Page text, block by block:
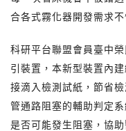
合各式霧化器開發需求
科研平台聯盟會員臺中
引裝置，本新型裝置內
接滴入檢測試紙，節省
管通路阻塞的輔助判定
是否可能發生阻塞，協